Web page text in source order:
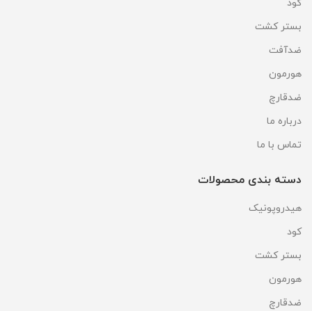
کود
بستر کشت
ضدآفت
هورمون
ضدقارچ
درباره ما
تماس با ما
دسته بندی محصولات
هیدروپونیک
کود
بستر کشت
هورمون
ضدقارچ